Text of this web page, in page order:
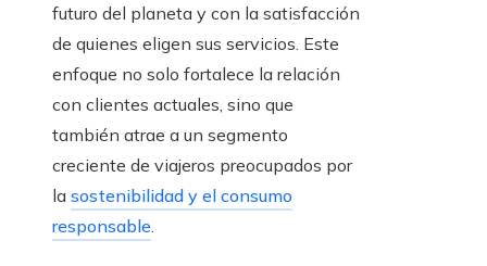
futuro del planeta y con la satisfacción
de quienes eligen sus servicios. Este
enfoque no solo fortalece la relación
con clientes actuales, sino que
también atrae a un segmento
creciente de viajeros preocupados por
la sostenibilidad y el consumo
responsable